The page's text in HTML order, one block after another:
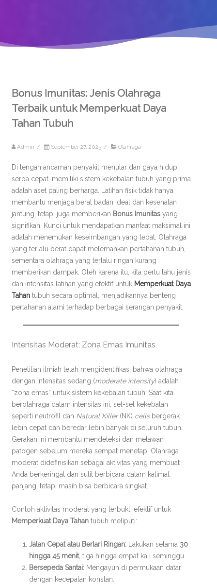
Bonus Imunitas: Jenis Olahraga
Terbaik untuk Memperkuat Daya
Tahan Tubuh
Admin / September 27, 2025 / Olahraga
Di tengah ancaman penyakit menular dan gaya hidup
serba cepat, memiliki sistem kekebalan tubuh yang prima
adalah aset paling berharga. Latihan fisik tidak hanya
membantu menjaga berat badan ideal dan kesehatan
jantung, tetapi juga memberikan Bonus Imunitas yang
signifikan. Kunci untuk mendapatkan manfaat maksimal ini
adalah menemukan keseimbangan yang tepat. Olahraga
yang terlalu berat dapat melemahkan pertahanan tubuh,
sementara olahraga yang terlalu ringan kurang
memberikan dampak. Oleh karena itu, kita perlu tahu jenis
dan intensitas latihan yang efektif untuk Memperkuat Daya
Tahan tubuh secara optimal, menjadikannya benteng
pertahanan alami terhadap berbagai serangan penyakit.
Intensitas Moderat: Zona Emas Imunitas
Penelitian ilmiah telah mengidentifikasi bahwa olahraga
dengan intensitas sedang (moderate intensity) adalah
“zona emas” untuk sistem kekebalan tubuh. Saat kita
berolahraga dalam intensitas ini, sel-sel kekebalan
seperti neutrofil dan Natural Killer(NK) cellsbergerak
lebih cepat dan beredar lebih banyak di seluruh tubuh.
Gerakan ini membantu mendeteksi dan melawan
patogen sebelum mereka sempat menetap. Olahraga
moderat didefinisikan sebagai aktivitas yang membuat
Anda berkeringat dan sulit berbicara dalam kalimat
panjang, tetapi masih bisa berbicara singkat.
Contoh aktivitas moderat yang terbukti efektif untuk
Memperkuat Daya Tahan tubuh meliputi:
Jalan Cepat atau Berlari Ringan: Lakukan selama 30
hingga 45 menit, tiga hingga empat kali seminggu.
Bersepeda Santai: Mengayuh di permukaan datar
dengan kecepatan konstan.